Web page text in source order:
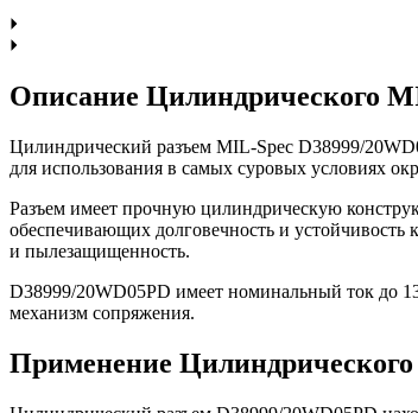
Описание Цилиндрического
Цилиндрический разъем MIL-Spec D38999/
для использования в самых суровых условиях
Разъем имеет прочную цилиндрическую
обеспечивающих долговечность и
и пылезащищенность.
D38999/20WD05PD имеет номинальный ток до
механизм сопряжения.
Применение